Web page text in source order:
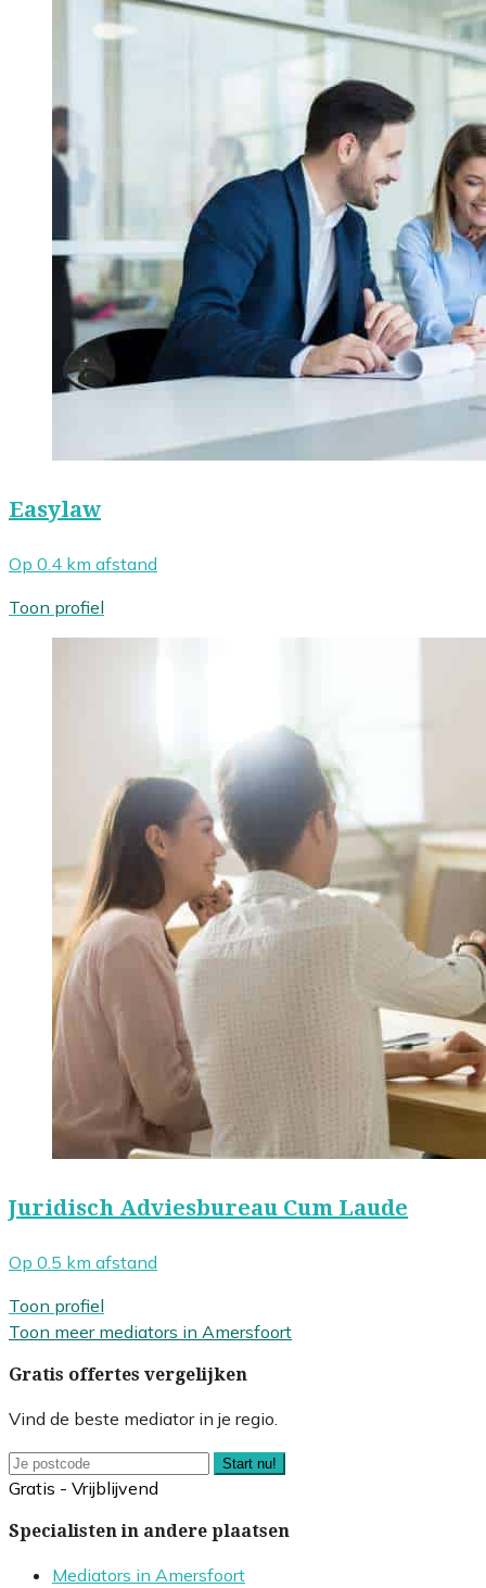
Easylaw
Op 0.4 km afstand
Toon profiel
Juridisch Adviesbureau Cum Laude
Op 0.5 km afstand
Toon profiel
Toon meer mediators in Amersfoort
Gratis offertes vergelijken
Vind de beste mediator in je regio.
Start nu!
Gratis - Vrijblijvend
Specialisten in andere plaatsen
Mediators in Amersfoort